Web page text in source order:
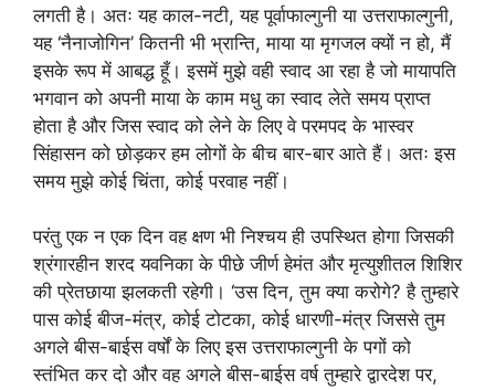
लगती है। अतः यह काल-नटी, यह पूर्वाफाल्गुनी या उत्तराफाल्गुनी,
यह ‘नैनाजोगिन’ कितनी भी भ्रान्ति, माया या मृगजल क्यों न हो, मैं
इसके रूप में आबद्ध हूँ। इसमें मुझे वही स्वाद आ रहा है जो मायापति
भगवान को अपनी माया के काम मधु का स्वाद लेते समय प्राप्त
होता है और जिस स्वाद को लेने के लिए वे परमपद के भास्वर
सिंहासन को छोड़कर हम लोगों के बीच बार-बार आते हैं। अतः इस
समय मुझे कोई चिंता, कोई परवाह नहीं।
परंतु एक न एक दिन वह क्षण भी निश्चय ही उपस्थित होगा जिसकी
श्रंगारहीन शरद यवनिका के पीछे जीर्ण हेमंत और मृत्युशीतल शिशिर
की प्रेतछाया झलकती रहेगी। ‘उस दिन, तुम क्या करोगे? है तुम्हारे
पास कोई बीज-मंत्र, कोई टोटका, कोई धारणी-मंत्र जिससे तुम
अगले बीस-बाईस वर्षों के लिए इस उत्तराफाल्गुनी के पगों को
स्तंभित कर दो और वह अगले बीस-बाईस वर्ष तुम्हारे द्वारदेश पर,